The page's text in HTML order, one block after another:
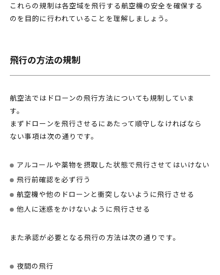
これらの規制は各空域を飛行する航空機の安全を確保する
のを目的に行われていることを理解しましょう。
飛行の方法の規制
航空法では ドローンの飛行方法についても規制 していま
す。
まずドローンを飛行させるにあたって順守しなければなら
ない事項は次の通りです。
アルコールや薬物を摂取した状態で飛行させてはいけない
飛行前確認を必ず行う
航空機や他のドローンと衝突しないように飛行させる
他人に迷惑をかけないように飛行させる
また承認が必要となる飛行の方法は次の通りです。
夜間の飛行